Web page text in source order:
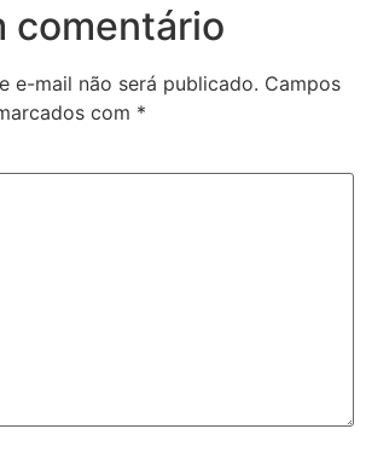
comentário
e-mail não será publicado. Campos
com *